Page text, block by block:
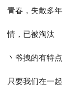
青春，失散多年
情，已被淘汰
丶爷拽的有特点
只要我们在一起